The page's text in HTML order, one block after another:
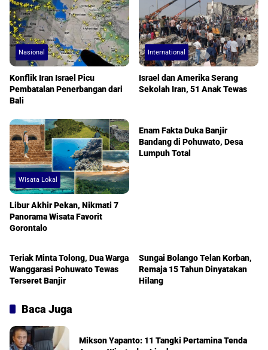
Nasional
Konflik Iran Israel Picu
Pembatalan Penerbangan dari
Bali
International
Israel dan Amerika Serang
Sekolah Iran, 51 Anak Tewas
Wisata Lokal
Libur Akhir Pekan, Nikmati 7
Panorama Wisata Favorit
Gorontalo
Enam Fakta Duka Banjir
Bandang di Pohuwato, Desa
Lumpuh Total
Pohuwato
Teriak Minta Tolong, Dua Warga
Wanggarasi Pohuwato Tewas
Terseret Banjir
Sungai Bolango Telan Korban,
Remaja 15 Tahun Dinyatakan
Hilang
Baca Juga
Mikson Yapanto: 11 Tangki Pertamina Tenda